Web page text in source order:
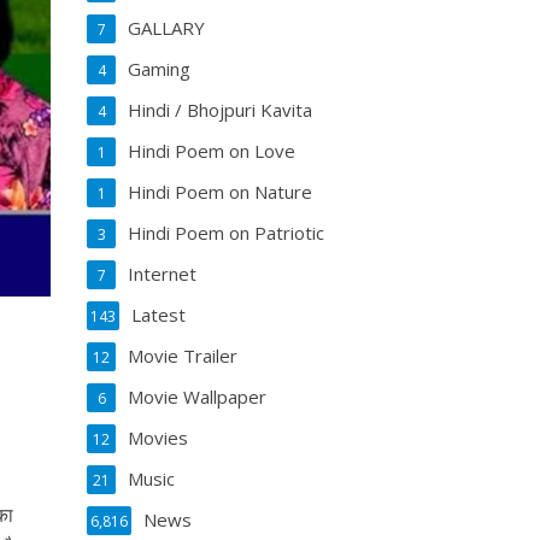
GALLARY
7
Gaming
4
Hindi / Bhojpuri Kavita
4
Hindi Poem on Love
1
Hindi Poem on Nature
1
Hindi Poem on Patriotic
3
Internet
7
Latest
143
Movie Trailer
12
Movie Wallpaper
6
Movies
12
Music
21
News
6,816